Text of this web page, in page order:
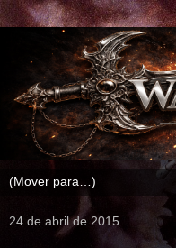
24 de abril de 2015